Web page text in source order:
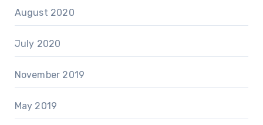
August 2020
July 2020
November 2019
May 2019